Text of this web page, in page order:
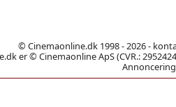
© Cinemaonline.dk 1998 - 2026 -
er © Cinemaonline ApS (CVR.: